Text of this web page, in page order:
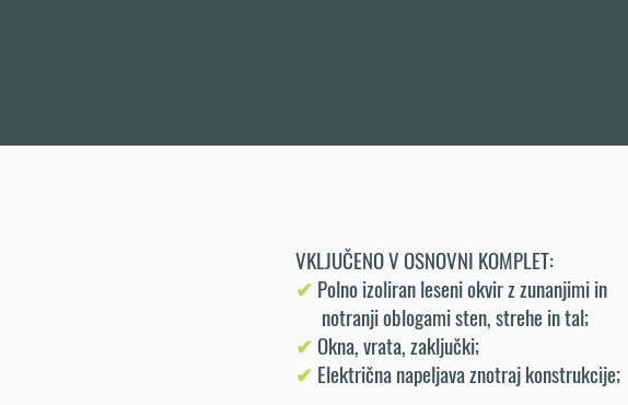
VKLJUČENO V OSNOVNI KOMPLET:
✔ Polno izoliran leseni okvir z zunanjimi in
notranji oblogami sten, strehe in tal;
✔ Okna, vrata, zaključki;
✔ Električna napeljava znotraj konstrukcije;